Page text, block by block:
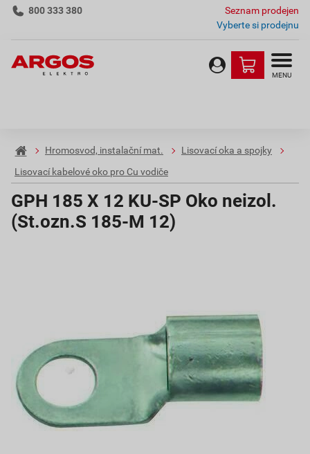
800 333 380
Seznam prodejen
Vyberte si prodejnu
MENU
Hromosvod, instalační mat.
Lisovací oka a spojky
Lisovací kabelové oko pro Cu vodiče
GPH 185 X 12 KU-SP Oko neizol.
(St.ozn.S 185-M 12)